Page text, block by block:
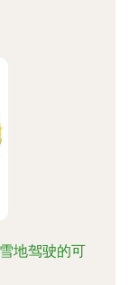
地驾驶的可